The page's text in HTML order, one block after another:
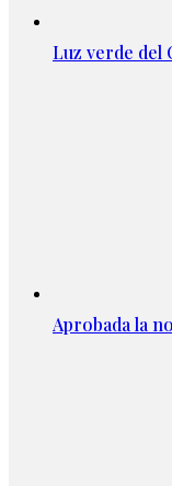
Luz verde del
Aprobada la